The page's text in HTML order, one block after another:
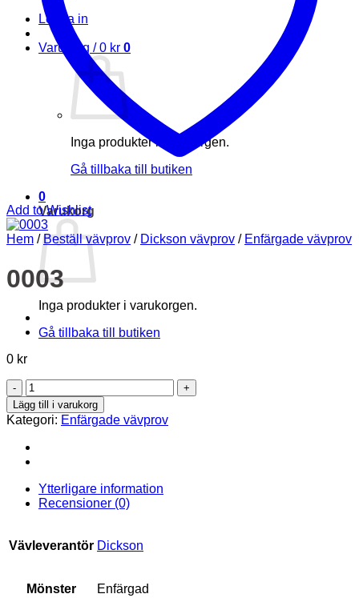
Logga in
Varukorg /0 kr 0
Inga produkter i varukorgen.
Gå tillbaka till butiken
0
Varukorg
Inga produkter i varukorgen.
Gå tillbaka till butiken
Add to Wishlist
Hem / Beställ vävprov / Dickson vävprov / Enfärgade vävprov
0003
0 kr
0003
mängd
Lägg till i varukorg
Kategori: Enfärgade vävprov
Ytterligare information
Recensioner (0)
Vävleverantör Dickson
Mönster Enfärgad